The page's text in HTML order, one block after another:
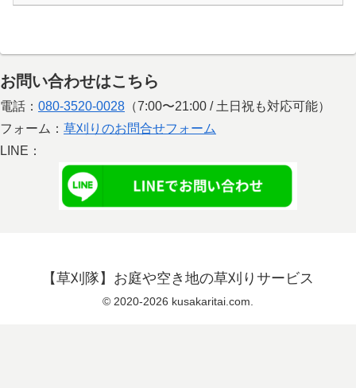
お問い合わせはこちら
電話： 080-3520-0028 （7:00〜21:00 / 土日祝も対応可能）
フォーム： 草刈りのお問合せフォーム
LINE：
【草刈隊】お庭や空き地の草刈りサービス
© 2020-2026 kusakaritai.com.